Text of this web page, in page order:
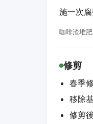
施一次
咖啡渣堆
修剪
春季
移除
修剪